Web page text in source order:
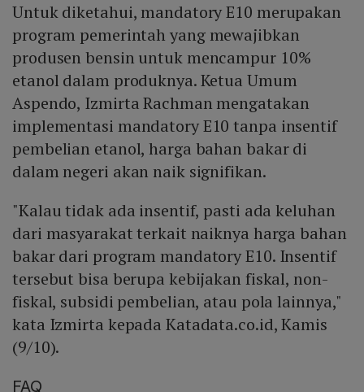
Untuk diketahui, mandatory E10 merupakan
program pemerintah yang mewajibkan
produsen bensin untuk mencampur 10%
etanol dalam produknya. Ketua Umum
Aspendo, Izmirta Rachman mengatakan
implementasi mandatory E10 tanpa insentif
pembelian etanol, harga bahan bakar di
dalam negeri akan naik signifikan.
"Kalau tidak ada insentif, pasti ada keluhan
dari masyarakat terkait naiknya harga bahan
bakar dari program mandatory E10. Insentif
tersebut bisa berupa kebijakan fiskal, non-
fiskal, subsidi pembelian, atau pola lainnya,"
kata Izmirta kepada Katadata.co.id, Kamis
(9/10).
FAQ